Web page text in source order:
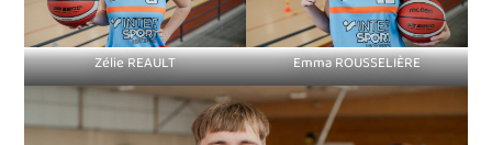
Zélie REAULT Emma ROUSSELIÈRE